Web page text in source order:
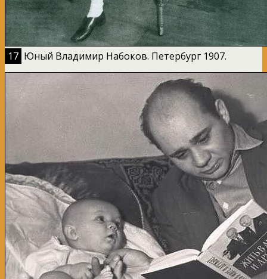
17 Юный Владимир Набоков. Петербург 1907.